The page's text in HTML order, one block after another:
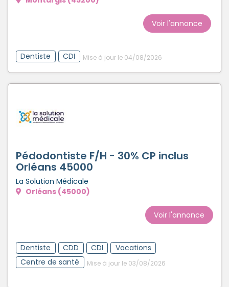
Voir l'annonce
Dentiste CDI Mise à jour le 04/08/2026
Pédodontiste F/H - 30% CP inclus
Orléans 45000
La Solution Médicale
Orléans (45000)
Voir l'annonce
Dentiste CDD CDI
Vacations
Centre de santé
Mise à jour le 03/08/2026